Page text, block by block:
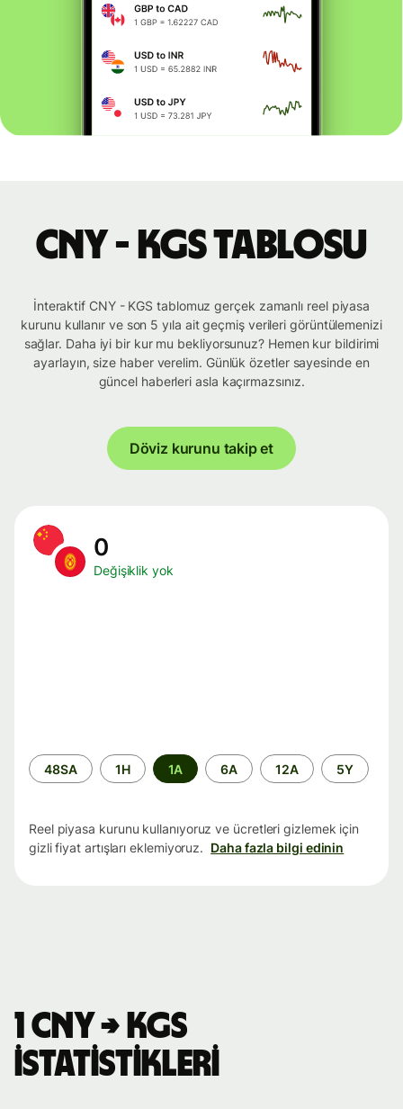
CNY - KGS tablosu
İnteraktif CNY - KGS tablomuz gerçek zamanlı reel piyasa
kurunu kullanır ve son 5 yıla ait geçmiş verileri görüntülemenizi
sağlar. Daha iyi bir kur mu bekliyorsunuz? Hemen kur bildirimi
ayarlayın, size haber verelim. Günlük özetler sayesinde en
güncel haberleri asla kaçırmazsınız.
Döviz kurunu takip et
0
Değişiklik yok
Zaman
aralığı
48SA 1H 1A 6A 12A 5Y
Reel piyasa kurunu kullanıyoruz ve ücretleri gizlemek için
gizli fiyat artışları eklemiyoruz. Daha fazla bilgi edinin
1 CNY → KGS
istatistikleri